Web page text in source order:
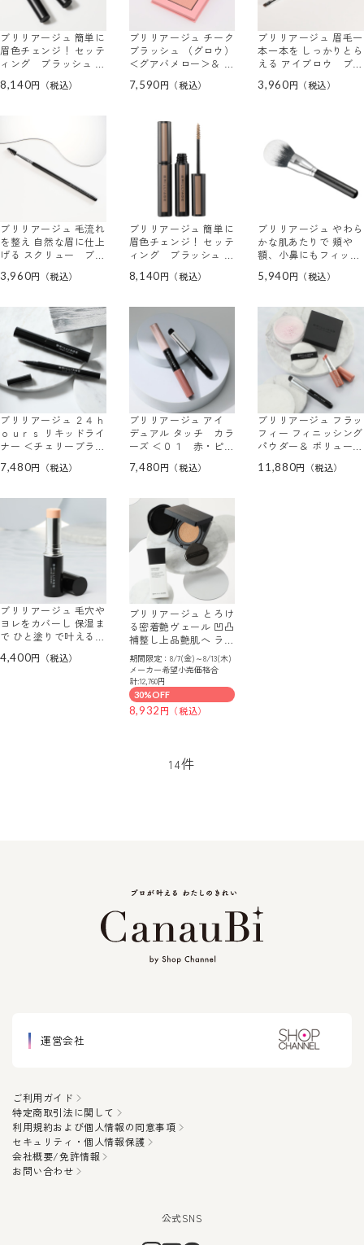
ブリリアージュ 簡単に
眉色チェンジ！ セッテ
ィング ブラッシュ ア
ュブラウン＞ ２本セッ
8,140
ブリリアージュ チーク
ブラッシュ （グロウ）
＜グアバメロー＞＆ テ
7,590
ブリリアージュ 眉毛一
本一本を しっかりとら
える アイブロウ ブラ
3,960
ブリリアージュ 毛流れ
を整え 自然な眉に仕上
げる スクリュー ブラ
3,960
ブリリアージュ 簡単に
眉色チェンジ！ セッテ
ィング ブラッシュ ア
ラウン＞ ２本セット
8,140
ブリリアージュ やわら
かな肌あたりで 頬や
額、小鼻にもフィット
5,940
ブリリアージュ ２４ｈ
ｏｕｒｓ リキッドライ
ナー ＜チェリーブラウ
シュ ビルドアップマス
＞ カラーアイメイクセ
7,480
ブリリアージュ アイ
デュアル タッチ カラ
ーズ ＜０１ 赤・ピン
シ
7,480
ブリリアージュ フラッ
フィー フィニッシング
パウダー＆ ボリューミ
ム ＜コーラルハニー＞
11,880
ブリリアージュ 毛穴や
ヨレをカバーし 保湿ま
で ひと塗りで叶える
＜ペールピンク＞ （メ
4,400
ブリリアージュ とろけ
る密着艶ヴェール 凹凸
補整し上品艶肌へ ライ
トヴェール クッション
ファンデ ベースメイク
特別セット
期間限定：8/7(金)～8/13(木)
メーカー希望小売価格合
計:12,760円
30%OFF
8,932
14件
運営会社
ご利用ガイド
特定商取引法に関して
利用規約および個人情報の同意事項
セキュリティ・個人情報保護
会社概要/免許情報
お問い合わせ